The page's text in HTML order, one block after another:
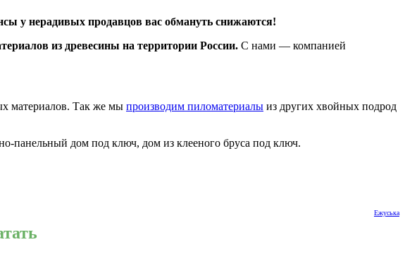
у нерадивых продавцов вас обмануть снижаются!
из древесины на территории России. С нами — компанией
материалов. Так же мы производим пиломатериалы из других хвойных подрод
панельный дом под ключ, дом из клееного бруса под ключ.
Ежуська